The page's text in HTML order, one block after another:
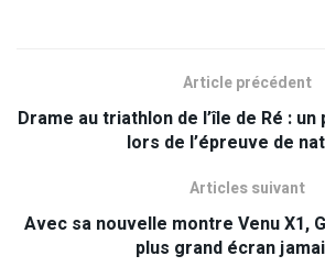
Article précédent
Drame au triathlon de l’île de Ré :
lors de l’épreuve de
Articles suivant
Avec sa nouvelle montre Venu X1,
plus grand écran